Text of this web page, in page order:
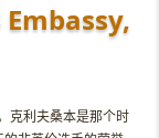
克利夫桑本是那个时